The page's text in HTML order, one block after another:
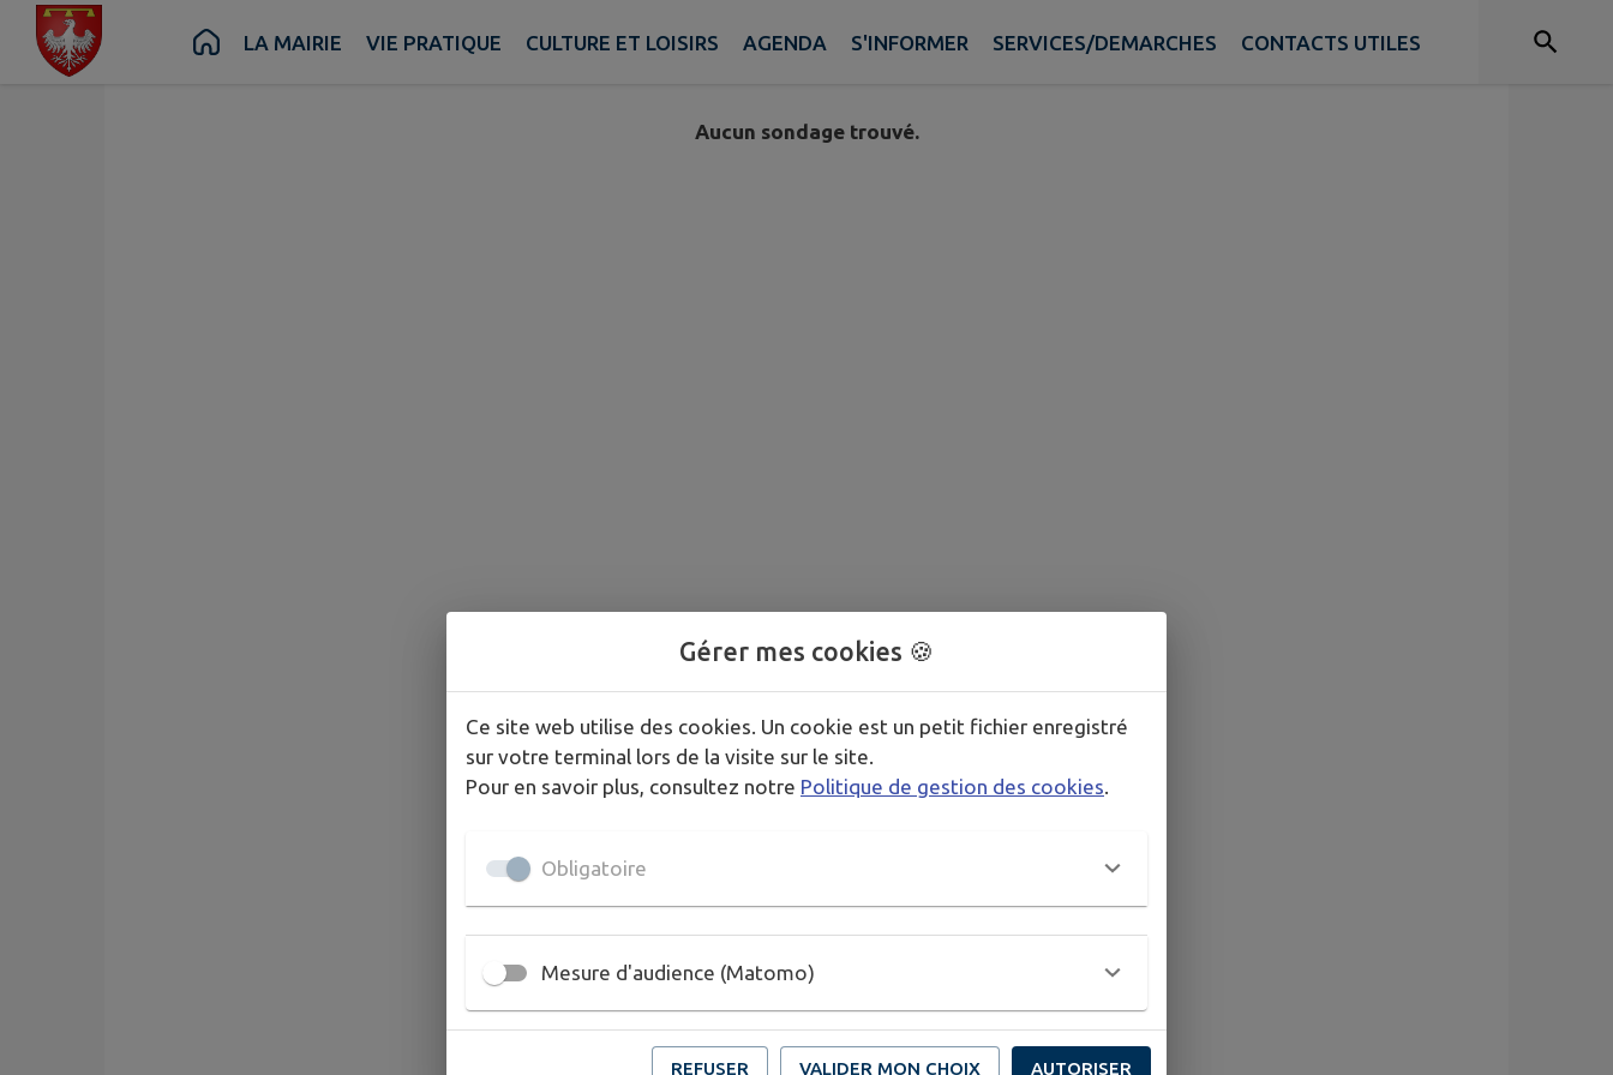
Contenu Menu Recherche Pied de page
LA MAIRIE VIE PRATIQUE CULTURE ET LOISIRS AGENDA S'INFORMER SERVICES/DEMARCHES CONTACTS UTILES
Aucun sondage trouvé.
Gérer mes cookies 🍪
Ce site web utilise des cookies. Un cookie est un petit fichier enregistré
sur votre terminal lors de la visite sur le site.
Pour en savoir plus, consultez notre Politique de gestion des cookies
Obligatoire
Mesure d'audience (Matomo)
REFUSER VALIDER MON CHOIX AUTORISER